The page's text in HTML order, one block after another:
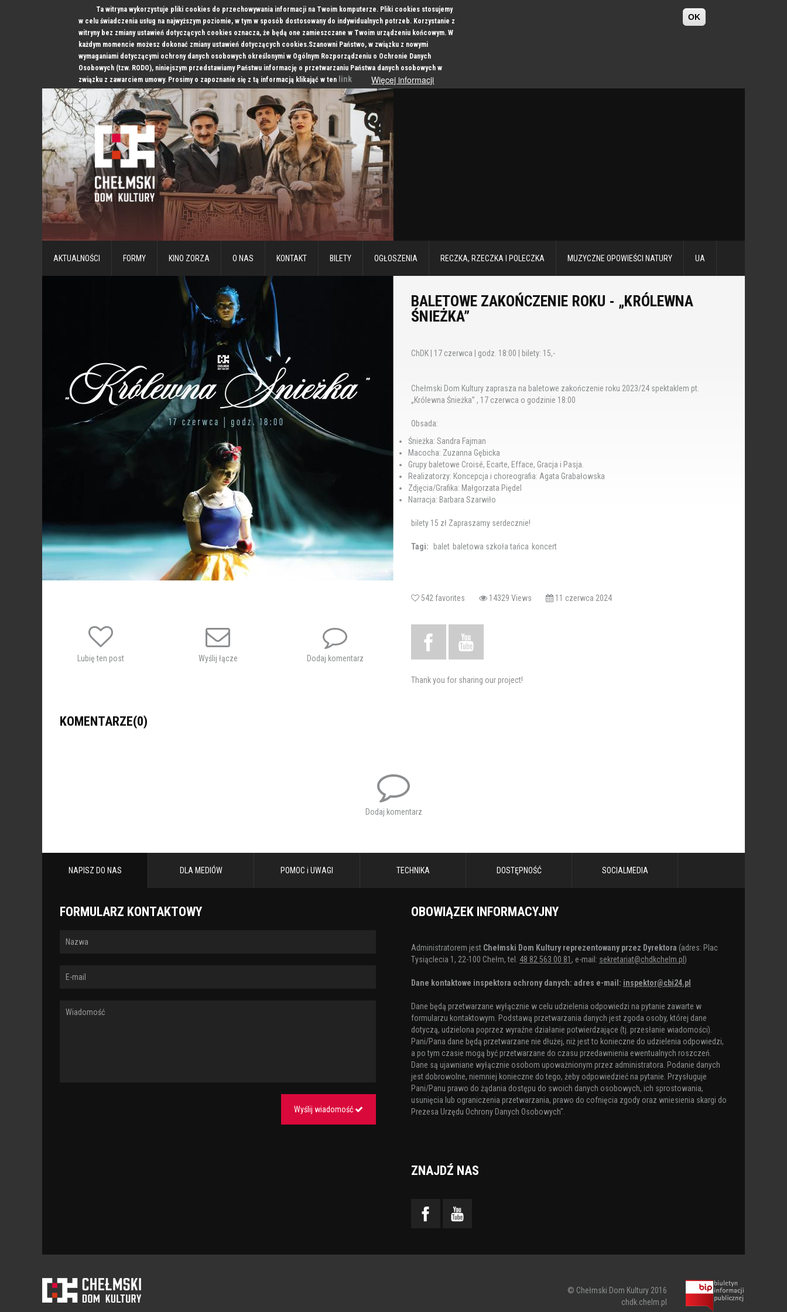
Ta witryna wykorzystuje pliki cookies do przechowywania informacji na Twoim komputerze. Pliki cookies stosujemy
w celu świadczenia usług na najwyższym poziomie, w tym w sposób dostosowany do indywidualnych potrzeb. Korzystanie z
witryny bez zmiany ustawień dotyczących cookies oznacza, że będą one zamieszczane w Twoim urządzeniu końcowym. W
każdym momencie możesz dokonać zmiany ustawień dotyczących cookies.Szanowni Państwo, w związku z nowymi
wymaganiami dotyczącymi ochrony danych osobowych określonymi w Ogólnym Rozporządzeniu o Ochronie Danych
Osobowych (tzw. RODO), niniejszym przedstawiamy Państwu informację o przetwarzaniu Państwa danych osobowych w
związku z zawarciem umowy. Prosimy o zapoznanie się z tą informacją klikająć w ten link Więcej informacji
OK
AKTUALNOŚCI FORMY KINO ZORZA O NAS KONTAKT BILETY OGŁOSZENIA RECZKA, RZECZKA I POLECZKA MUZYCZNE OPOWIEŚCI NATURY UA
BALETOWE ZAKOŃCZENIE ROKU - „KRÓLEWNA
ŚNIEŻKA”
ChDK | 17 czerwca | godz. 18:00 | bilety: 15,-
Chełmski Dom Kultury zaprasza na baletowe zakończenie roku 2023/24 spektaklem pt.
„Królewna Śnieżka” , 17 czerwca o godzinie 18:00
Obsada:
Śnieżka: Sandra Fajman
Macocha: Zuzanna Gębicka
Grupy baletowe Croisé, Ecarte, Efface, Gracja i Pasja.
Realizatorzy: Koncepcja i choreografia: Agata Grabałowska
Zdjęcia/Grafika: Małgorzata Piędel
Narracja: Barbara Szarwiło
bilety 15 zł Zapraszamy serdecznie!
Tagi: balet baletowa szkoła tańca koncert
Lubię ten post Wyślij łącze Dodaj komentarz
542 favorites 14329 Views 11 czerwca 2024
Thank you for sharing our project!
KOMENTARZE(0)
Dodaj komentarz
NAPISZ DO NAS DLA MEDIÓW POMOC i UWAGI TECHNIKA DOSTĘPNOŚĆ SOCIALMEDIA
FORMULARZ KONTAKTOWY
Wyślij wiadomość
OBOWIĄZEK INFORMACYJNY
Administratorem jest Chełmski Dom Kultury reprezentowany przez Dyrektora (adres: Plac
Tysiąclecia 1, 22-100 Chełm, tel. 48 82 563 00 81 , e-mail: sekretariat@chdkchelm.pl )
Dane kontaktowe inspektora ochrony danych: adres e-mail: inspektor@cbi24.pl
Dane będą przetwarzane wyłącznie w celu udzielenia odpowiedzi na pytanie zawarte w
formularzu kontaktowym. Podstawą przetwarzania danych jest zgoda osoby, której dane
dotyczą, udzielona poprzez wyraźne działanie potwierdzające (tj. przesłanie wiadomości).
Pani/Pana dane będą przetwarzane nie dłużej, niż jest to konieczne do udzielenia odpowiedzi,
a po tym czasie mogą być przetwarzane do czasu przedawnienia ewentualnych roszczeń.
Dane są ujawniane wyłącznie osobom upoważnionym przez administratora. Podanie danych
jest dobrowolne, niemniej konieczne do tego, żeby odpowiedzieć na pytanie. Przysługuje
Pani/Panu prawo do żądania dostępu do swoich danych osobowych, ich sprostowania,
usunięcia lub ograniczenia przetwarzania, prawo do cofnięcia zgody oraz wniesienia skargi do
Prezesa Urzędu Ochrony Danych Osobowych".
ZNAJDŹ NAS
© Chełmski Dom Kultury 2016
chdk.chelm.pl